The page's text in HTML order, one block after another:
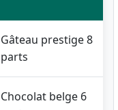
Gâteau prestige 8
parts
Chocolat belge 6